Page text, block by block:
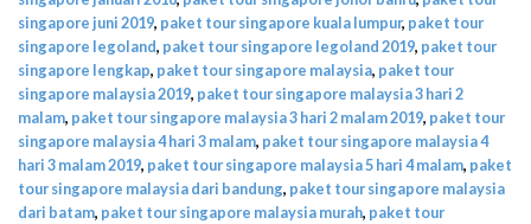
singapore juni 2019, paket tour singapore kuala lumpur, paket tour
singapore legoland, paket tour singapore legoland 2019, paket tour
singapore lengkap, paket tour singapore malaysia, paket tour
singapore malaysia 2019, paket tour singapore malaysia 3 hari 2
malam, paket tour singapore malaysia 3 hari 2 malam 2019, paket tour
singapore malaysia 4 hari 3 malam, paket tour singapore malaysia 4
hari 3 malam 2019, paket tour singapore malaysia 5 hari 4 malam, paket
tour singapore malaysia dari bandung, paket tour singapore malaysia
dari batam, paket tour singapore malaysia murah, paket tour